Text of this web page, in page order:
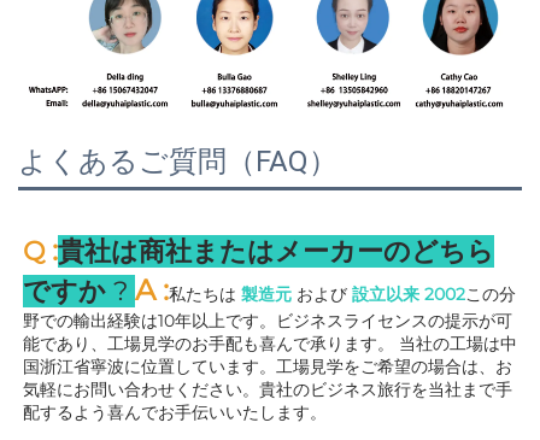
よくあるご質問（FAQ）
Q :貴社は商社またはメーカーのどちら
ですか ? A :私たちは 製造元 および 設立以来 2002この分
野での輸出経験は10年以上です。ビジネスライセンスの提示が可
能であり、工場見学のお手配も喜んで承ります。 当社の工場は中
国浙江省寧波に位置しています。工場見学をご希望の場合は、お
気軽にお問い合わせください。貴社のビジネス旅行を当社まで手
配するよう喜んでお手伝いいたします。